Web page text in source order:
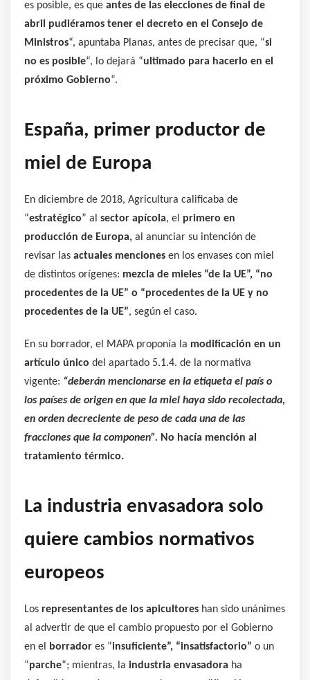
es posible, es que antes de las elecciones de final de
abril pudiéramos tener el decreto en el Consejo de
Ministros“, apuntaba Planas, antes de precisar que, “si
no es posible“, lo dejará “ultimado para hacerlo en el
próximo Gobierno“.
España, primer productor de
miel de Europa
En diciembre de 2018, Agricultura calificaba de
“estratégico” al sector apícola, el primero en
producción de Europa, al anunciar su intención de
revisar las actuales menciones en los envases con miel
de distintos orígenes: mezcla de mieles “de la UE”, “no
procedentes de la UE” o “procedentes de la UE y no
procedentes de la UE”, según el caso.
En su borrador, el MAPA proponía la modificación en un
artículo único del apartado 5.1.4. de la normativa
vigente: “deberán mencionarse en la etiqueta el país o
los países de origen en que la miel haya sido recolectada,
en orden decreciente de peso de cada una de las
fracciones que la componen”. No hacía mención al
tratamiento térmico.
La industria envasadora solo
quiere cambios normativos
europeos
Los representantes de los apicultores han sido unánimes
al advertir de que el cambio propuesto por el Gobierno
en el
borrador es “insuficiente”, “insatisfactorio” o un
“parche“; mientras, la industria envasadora ha